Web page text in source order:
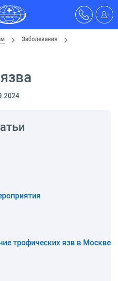
Заболевания
трофических язв в Москве